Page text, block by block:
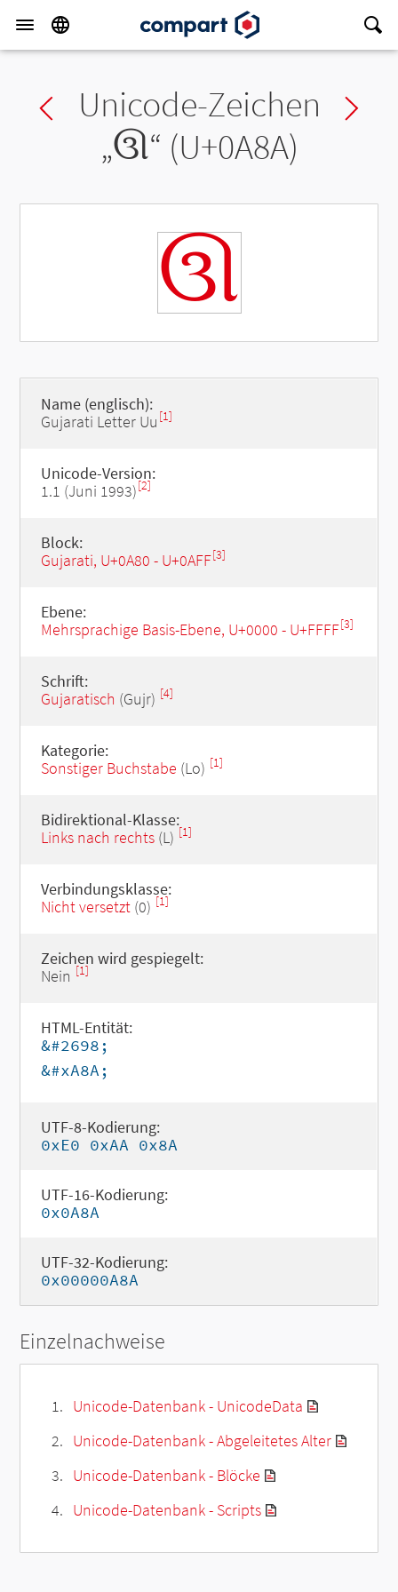
Previous char
Unicode-Zeichen
„ઊ“ (U+0A8A)
ઊ
Name (englisch):
Gujarati Letter Uu [1]
Unicode-Version:
1.1 (Juni 1993)[2]
Block:
Gujarati, U+0A80 - U+0AFF[3]
Ebene:
Mehrsprachige Basis-Ebene, U+0000 - U+FFFF[3]
Schrift:
Gujaratisch (Gujr) [4]
Kategorie:
Sonstiger Buchstabe (Lo) [1]
Bidirektional-Klasse:
Links nach rechts(L) [1]
Verbindungsklasse:
Nicht versetzt(0) [1]
Zeichen wird gespiegelt:
Nein [1]
HTML-Entität:
&#2698;
&#xA8A;
UTF-8-Kodierung:
0xE0 0xAA 0x8A
UTF-16-Kodierung:
0x0A8A
UTF-32-Kodierung:
0x00000A8A
Einzelnachweise
Unicode-Datenbank - UnicodeData
Unicode-Datenbank - Abgeleitetes Alter
Unicode-Datenbank - Blöcke
Unicode-Datenbank - Scripts